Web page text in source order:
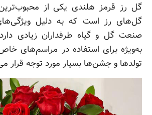
گل رز قرمز هلندی یکی از محبوب‌ترین
گل‌های رز است که به دلیل
صنعت گل و گیاه طرفداران زیادی
به‌ویژه برای استفاده در مراسم‌های
تولدها و جشن‌ها بسیار مورد توجه قرار